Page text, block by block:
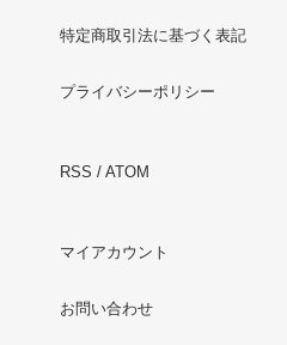
特定商取引法に基づく表記
プライバシーポリシー
RSS / ATOM
マイアカウント
お問い合わせ